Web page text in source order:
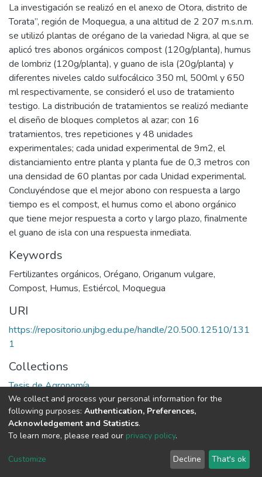
La investigación se realizó en el anexo de Otora, distrito de
Torata”, región de Moquegua, a una altitud de 2 207 m.s.n.m.
se utilizó plantas de orégano de la variedad Nigra, al que se
aplicó tres abonos orgánicos compost (120g/planta), humus
de lombriz (120g/planta), y guano de isla (20g/planta) y
diferentes niveles caldo sulfocálcico 350 ml, 500ml y 650
ml respectivamente, se consideró el uso de tratamiento
testigo. La distribución de tratamientos se realizó mediante
el diseño de bloques completos al azar; con 16
tratamientos, tres repeticiones y 48 unidades
experimentales; cada unidad experimental de 9m2, el
distanciamiento entre planta y planta fue de 0,3 metros con
una densidad de 60 plantas por cada Unidad experimental.
Concluyéndose que el mejor abono con respuesta a largo
tiempo es el compost, el humus como el abono orgánico
que tiene mejor respuesta a corto y largo plazo, finalmente
el guano de isla con una respuesta inmediata.
Keywords
Fertilizantes orgánicos, Orégano, Origanum vulgare,
Compost, Humus, Estiércol, Moquegua
URI
https://repositorio.unjbg.edu.pe/handle/20.500.12510/131
1
Collections
Tesis de Agronomía
Full item page
DSpace software copyright © 2002-2026
Cookie
End User
Agreement
Send
Feedback
We collect and process your personal information for the
following purposes: Authentication, Preferences,
Acknowledgement and Statistics.
To learn more, please read our privacy policy.
Customize Decline That's ok